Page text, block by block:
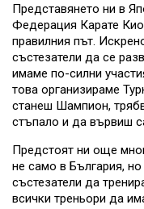
Представянето ни в
Федерация Карате
правилния път.
състезатели да се
имаме по-силни
това организираме
станеш Шампион,
стъпало и да вървиш
Предстоят ни още
не само в България,
състезатели да
всички треньори да